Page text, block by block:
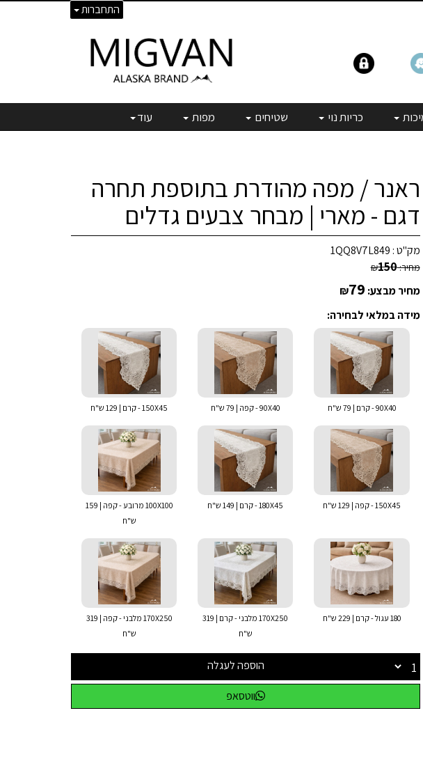
התחברות
כריות נוי שטיחים מפות עוד
ראנר / מפה מהודרת בתוספת תחרה
דגם - מארי | מבחר צבעים גדלים
מק"ט : 1QQ8V7L849
מחיר: ₪150
מחיר מבצע: ₪79
מידה במלאי לבחירה:
90X40 - קרם | 79 ש"ח 90X40 - קפה | 79 ש"ח 150X45 - קרם | 129 ש"ח
150X45 - קפה | 129 ש"ח 180X45 - קרם | 149 ש"ח
100X100 מרובע - קפה | 159
ש"ח
180 עגול - קרם | 229 ש"ח
170X250 מלבני - קרם | 319
ש"ח
170X250 מלבני - קפה | 319
ש"ח
הוספה לעגלה
ווטסאפ